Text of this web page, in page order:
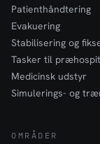
Patienthåndtering
Evakuering
Stabilisering og
Tasker til
Medicinsk udstyr
Simulerings- og
OMRÅDER